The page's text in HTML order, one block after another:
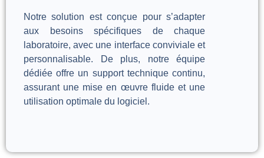
Notre solution est conçue pour s’adapter
aux besoins spécifiques de chaque
laboratoire, avec une interface conviviale et
personnalisable. De plus, notre équipe
dédiée offre un support technique continu,
assurant une mise en œuvre fluide et une
utilisation optimale du logiciel.